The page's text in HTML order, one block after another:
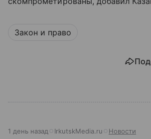
Закон и право
1 день назад IrkutskMedia.ru Новости